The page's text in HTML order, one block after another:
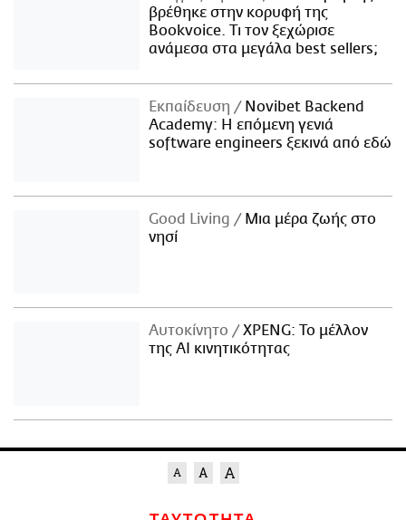
βρέθηκε στην κορυφή της
Bookvoice. Τι τον ξεχώρισε
ανάμεσα στα μεγάλα best sellers;
Εκπαίδευση
Novibet Backend
Academy: Η επόμενη γενιά
software engineers ξεκινά από εδώ
Good Living
Μια μέρα ζωής στο
νησί
Αυτοκίνητο
XPENG: Το μέλλον
της AI κινητικότητας